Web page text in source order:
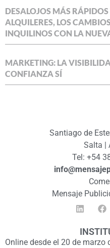
DESALOJOS MÁS
ALQUILERES, LOS
INQUILINOS CON LA
MARKETING: LA
CONFIANZA SÍ
Santiago de
Salta |
Tel: +54
Mensaje
Online desde el 20 de marzo